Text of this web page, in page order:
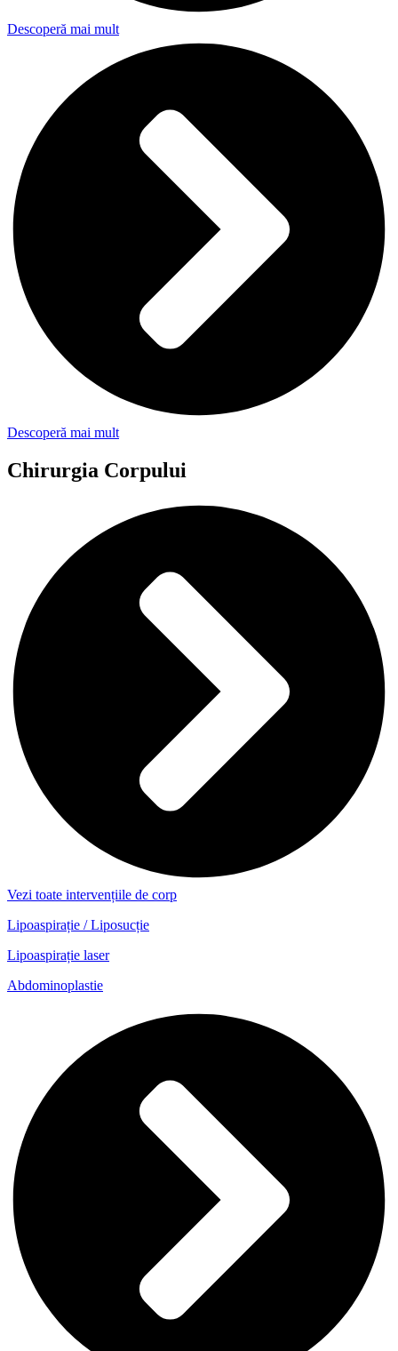
Descoperă mai mult
Descoperă mai mult
Chirurgia Corpului
Vezi toate intervențiile de corp
Lipoaspirație / Liposucție
Lipoaspirație laser
Abdominoplastie